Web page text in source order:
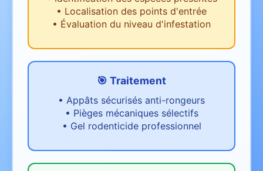
• Localisation des points d'entrée
• Évaluation du niveau d'infestation
🎯 Traitement
• Appâts sécurisés anti-rongeurs
• Pièges mécaniques sélectifs
• Gel rodenticide professionnel